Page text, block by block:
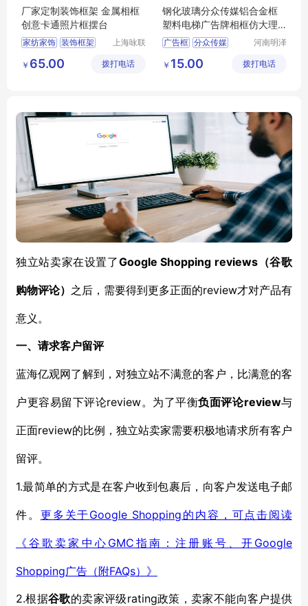
厂家定制装饰框架 金属相框
创意卡通照片框摆台
家纺家饰 装饰框架
上海咏联
公司
￥ 65.00 拨打电话
钢化玻璃分众传媒铝合金框
塑料电梯广告牌相框仿大理
石海报框架
广告框 分众传媒
河南明泽
有限公司
￥ 15.00 拨打电话
独立站卖家在设置了Google Shopping reviews （谷歌
购物评论） 之后，需要得到更多正面的review才对产品有
意义。
一、 请求客户留评
蓝海亿观网了解到，对独立站不满意的客户，比满意的客
户更容易留下评论review。 为了平衡负面评论review与
正面review的比例， 独立站卖家需要积极地请求所有客户
留评。
1.最简单的方式是在客户收到包裹后，向客户发送电子邮
件。 更多关于Google Shopping 的内容，可点击阅读
《谷歌卖家中心 GMC指南：注册账号、开Google
Shopping广告（附FAQs）》
2.根据谷歌的卖家评级rating政策 ，卖家不能向客户提供